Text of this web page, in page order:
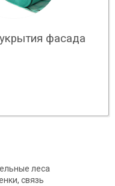
фасада
леса
связь